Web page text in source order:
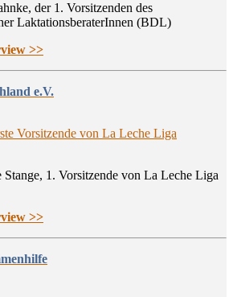
der 1. Vorsitzenden des
LaktationsberaterInnen (BDL)
>>
e.V.
1. Vorsitzende von La Leche Liga
>>